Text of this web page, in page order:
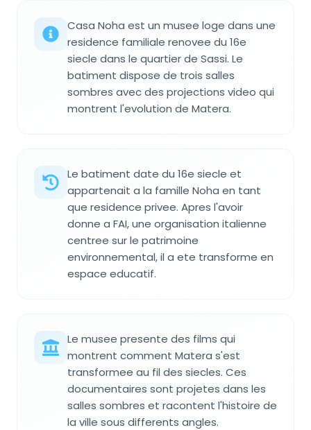
Casa Noha est un musee loge dans une
residence familiale renovee du 16e
siecle dans le quartier de Sassi. Le
batiment dispose de trois salles
sombres avec des projections video qui
montrent l'evolution de Matera.
Le batiment date du 16e siecle et
appartenait a la famille Noha en tant
que residence privee. Apres l'avoir
donne a FAI, une organisation italienne
centree sur le patrimoine
environnemental, il a ete transforme en
espace educatif.
Le musee presente des films qui
montrent comment Matera s'est
transformee au fil des siecles. Ces
documentaires sont projetes dans les
salles sombres et racontent l'histoire de
la ville sous differents angles.